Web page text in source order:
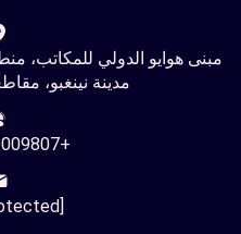
مبنى هوايو الدولي للمكاتب،
مدينة نينغبو،
+86-19329009807
[email protected]